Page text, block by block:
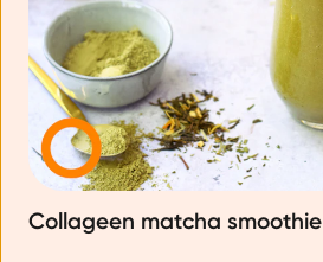
Collageen matcha smoothie